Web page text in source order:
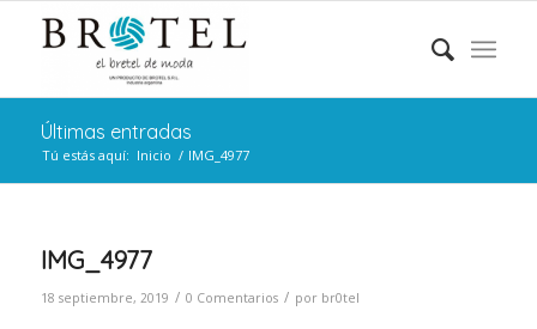
Últimas entradas
Tú estás aquí: Inicio / IMG_4977
IMG_4977
18 septiembre, 2019 / 0 Comentarios / por br0tel